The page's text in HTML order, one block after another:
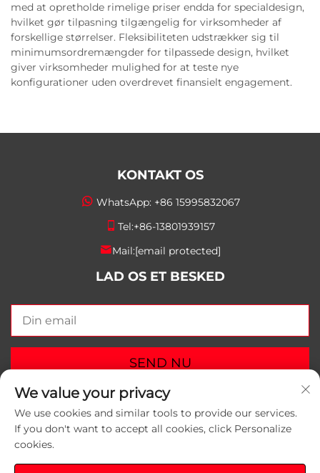
med at opretholde rimelige priser endda for specialdesign,
hvilket gør tilpasning tilgængelig for virksomheder af
forskellige størrelser. Fleksibiliteten udstrækker sig til
minimumsordremængder for tilpassede design, hvilket
giver virksomheder mulighed for at teste nye
konfigurationer uden overdrevet finansielt engagement.
KONTAKT OS
WhatsApp: +86 15995832067
Tel:+86-13801939157
Mail:[email protected]
LAD OS ET BESKED
SEND NU
We value your privacy
We use cookies and similar tools to provide our services.
If you don't want to accept all cookies, click Personalize
cookies.